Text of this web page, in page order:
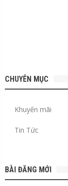
CHUYÊN MỤC
Khuyến mãi
Tin Tức
BÀI ĐĂNG MỚI